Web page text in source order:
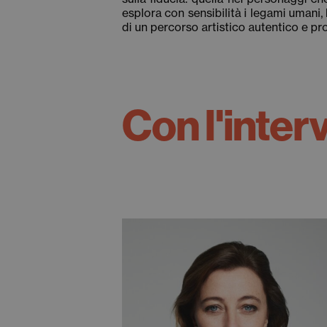
esplora con sensibilità i legami
di un percorso artistico autentico e
Con